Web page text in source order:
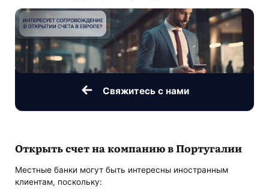
Свяжитесь с нами
Открыть счет на компанию в Португалии
Местные банки могут быть интересны иностранным
клиентам, поскольку: